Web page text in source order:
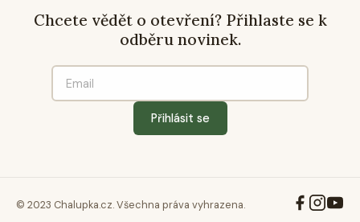
Chcete vědět o otevření? Přihlaste se k
odběru novinek.
Přihlásit se
© 2023 Chalupka.cz. Všechna práva vyhrazena.